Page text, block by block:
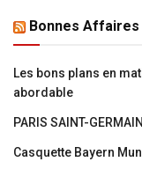
Bonnes
Les bons plans en
abordable
PARIS SAINT-
Casquette Bayern